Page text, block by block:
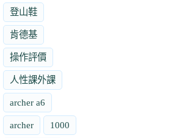
登山鞋
肯德基
操作評價
人性課外課
archer a6
archer 1000